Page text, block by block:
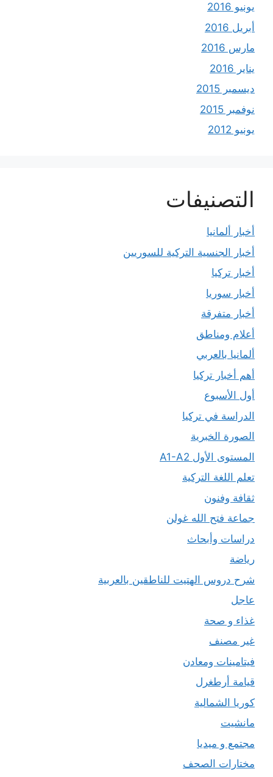
يونيو 2016
أبريل 2016
مارس 2016
يناير 2016
ديسمبر 2015
نوفمبر 2015
يونيو 2012
التصنيفات
أخبار ألمانيا
أخبار الجنسية التركية للسوريين
أخبار تركيا
أخبار سوريا
أخبار متفرقة
أعلام ومناطق
ألمانيا بالعربي
أهم أخبار تركيا
أول الأسبوع
الدراسة في تركيا
الصورة الخبرية
المستوى الأول A1-A2
تعلم اللغة التركية
ثقافة وفنون
جماعة فتح الله غولن
دراسات وأبحاث
رياضة
شرح دروس الهتيت للناطقين بالعربية
عاجل
غذاء و صحة
غير مصنف
فيتامينات ومعادن
قيامة أرطغرل
كوريا الشمالية
مانشيت
مجتمع و ميديا
مختارات الصحف